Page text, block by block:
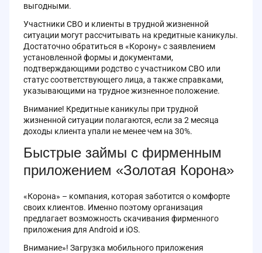
выгодными.
Участники СВО и клиенты в трудной жизненной
ситуации могут рассчитывать на кредитные каникулы.
Достаточно обратиться в «Корону» с заявлением
установленной формы и документами,
подтверждающими родство с участником СВО или
статус соответствующего лица, а также справками,
указывающими на трудное жизненное положение.
Внимание! Кредитные каникулы при трудной
жизненной ситуации полагаются, если за 2 месяца
доходы клиента упали не менее чем на 30%.
Быстрые займы с фирменным
приложением «Золотая Корона»
«Корона» – компания, которая заботится о комфорте
своих клиентов. Именно поэтому организация
предлагает возможность скачивания фирменного
приложения для Android и iOS.
Внимание»! Загрузка мобильного приложения